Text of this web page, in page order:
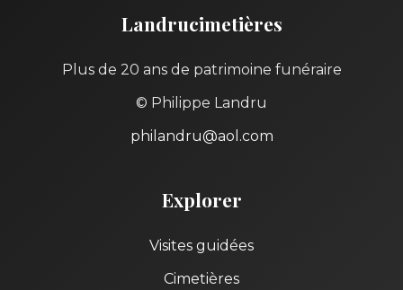
Landrucimetières
Plus de 20 ans de patrimoine funéraire
© Philippe Landru
philandru@aol.com
Explorer
Visites guidées
Cimetières